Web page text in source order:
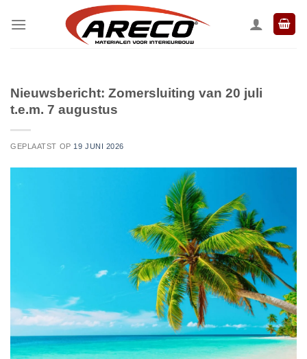
naar
Nieuwsbericht: Zomersluiting van 20 juli
t.e.m. 7 augustus
GEPLAATST OP 19 JUNI 2026